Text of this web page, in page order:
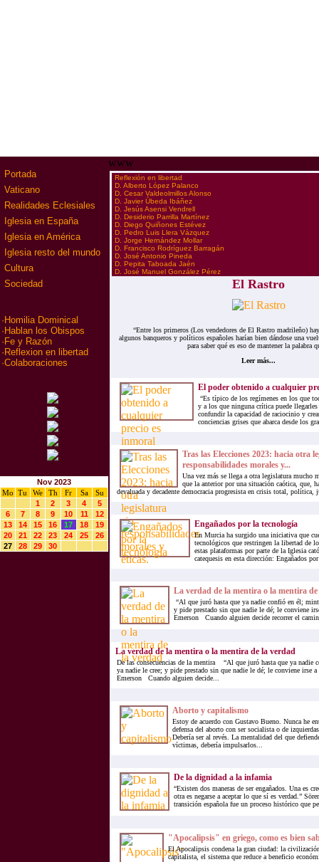
Portada
Vaticano
Realidades Eclesiales
Iglesia en España
Iglesia en América
Iglesia resto del mundo
Cultura
Sociedad
· Homilia Dominical
· Hablan los Obispos
· Fe y Razón
· Reflexion en libertad
·Colaboraciones
Nov 2023
Mo
Tu We Th Fr Sa
Su
1
2 3 4
5
6
7 8 9 10 11
12
13
14 15 16 17 18
19
20
21 22 23 24 25
26
27
28 29 30
www
·Reflexión en libertad
·D. Alberto López Palanco
·D. Cesar Valdeolmillos Alonso
·D. Javier Úbeda Ibáñez
·D. Jesús Asensi Vendrell
·D. Desiderio Parrilla Martínez
·D. Diego Quiñones Estévez
·D. Pedro Luis Llera Vázquez
·D. Jorge Hernández Mollar
·D. Francisco Rodríguez Barragán
·D. José Antonio Pineda
·D. Pepita Taboada Jaén
·D. José Manuel González Pérez
El Rastro
“Entre los primeros (Los vendedores de El Rastro madrileño)
algunos banqueros y políticos españoles harían bien dándose una
para saber qué es eso de mantener la palabra
Leer más...
El poder obtenido a cualquier
“Es típico de los regímenes en los que
y a los que ninguna crítica puede
confundir la capacidad de raciocinio y
conciencias grises que abarca desde los
Tras las Elecciones 2023: hacia otra
responsabilidades morales y...
Una vez más se llega a otra legislatura mucho
que la anterior por una situación caótica, que,
devaluada y decadente democracia progresista en crisis total,
Engañados por la tecnología
En Murcia ha surgido una iniciativa que
tecnológicos que restringen la libertad de
estas plataformas por parte de la Iglesia
catequesis en esta dirección: Engañados
La verdad de la mentira o la mentira
“Al que juró hasta que ya nadie confió en él;
y pide prestado sin que nadie le dé; le conviene
Emerson Cuando alguien decide recorrer el
La verdad de la mentira o la mentira de la verdad
De las consecuencias de la mentira “Al que juró hasta que ya nadie
ya nadie le cree; y pide prestado sin que nadie le dé; le conviene irse a
Emerson Cuando alguien decide...
Aborto y capitalismo
Estoy de acuerdo con Gustavo Bueno. Nunca he
defensa del aborto con ser socialista o de
Debería ser al revés. La mentalidad del que
víctimas, debería impulsarlos...
De la dignidad a la infamia
“Existen dos maneras de ser engañados. Una es
otra es negarse a aceptar lo que sí es verdad.”
transición española fue un proceso histórico que
"Apocalipsis" en griego, como es bien
El Apocalipsis condena la gran ciudad: la
capitalista, el sistema que reduce a beneficio